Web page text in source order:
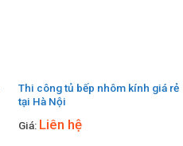
Thi công tủ bếp nhôm kính giá rẻ
tại Hà Nội
Giá: Liên hệ